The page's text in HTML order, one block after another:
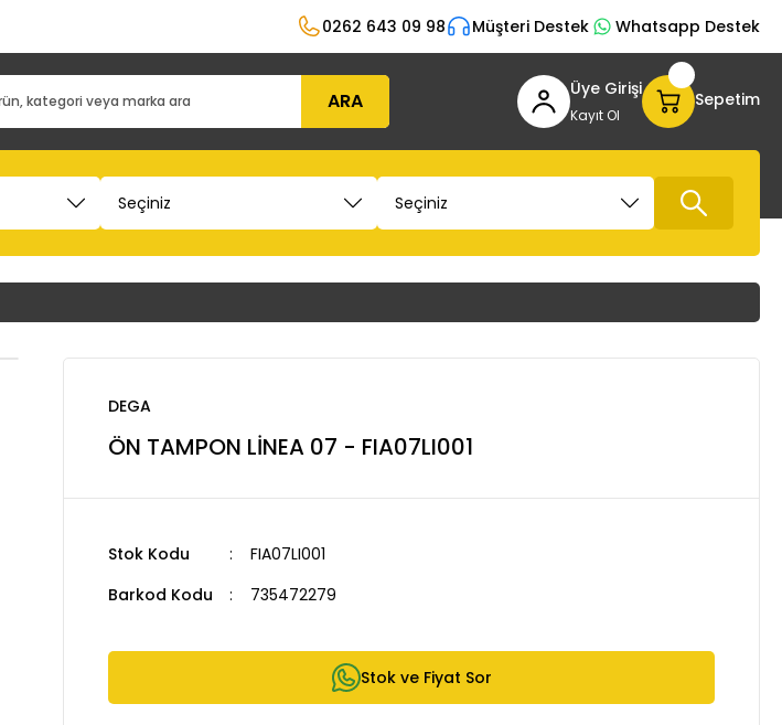
0262 643 09 98 Müşteri Destek Whatsapp Destek
ARA Üye Girişi
Kayıt Ol
Sepetim
DEGA
ÖN TAMPON LİNEA 07 - FIA07LI001
Stok Kodu
FIA07LI001
Barkod Kodu
735472279
Stok ve Fiyat Sor